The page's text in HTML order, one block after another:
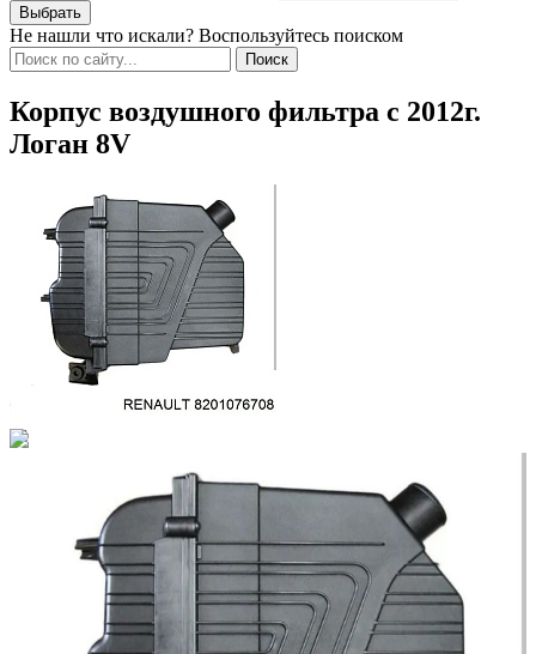
Не нашли что искали? Воспользуйтесь поиском
Корпус воздушного фильтра с 2012г.
Логан 8V